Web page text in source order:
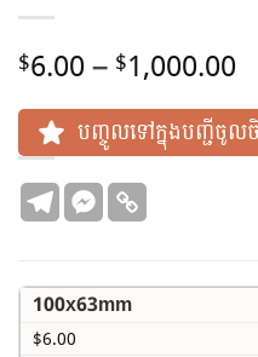
$6.00– $1,000.00
បញ្ចូលទៅក្នុងបញ្ជីចូលចិ
100x63mm
$6.00